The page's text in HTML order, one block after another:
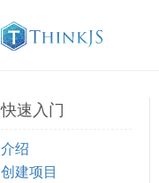
快速入门
介绍
创建项目